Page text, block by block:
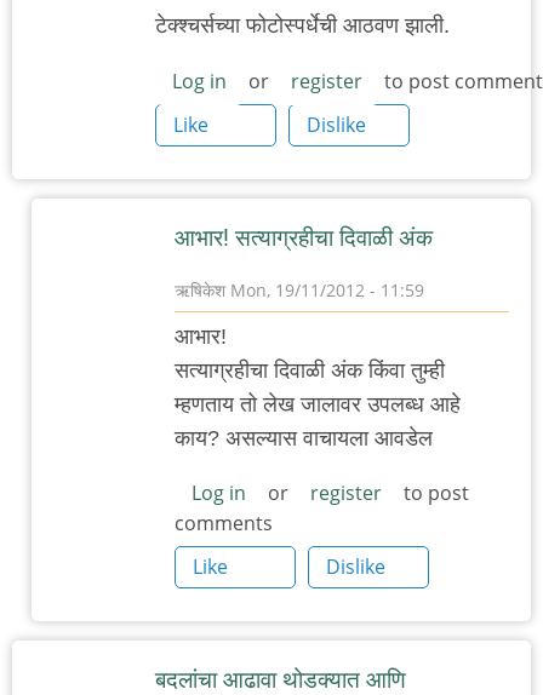
टेक्श्चर्सच्या फोटोस्पर्धेची आठवण झाली.
Log in or register
to post
Like
Dislike
आभार! सत्याग्रहीचा दिवाळी अंक
ऋषिकेश Mon, 19/11/2012 - 11:59
In
अवांतर
आडकित्ता
आभार!
सत्याग्रहीचा दिवाळी अंक किंवा तुम्ही
म्हणताय तो लेख जालावर उपलब्ध आहे
काय? असल्यास वाचायला आवडेल
Log in or register
to post
comments
Like
Dislike
बदलांचा आढावा थोडक्यात आणि